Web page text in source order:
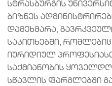
სტრასბურგის
ბიზნეს
დამეხმარა,
საკითხებში,
იურიდიულ
საქმიანობის
სწავლის ფარგლებში